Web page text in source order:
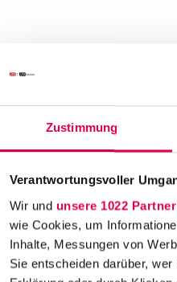
Zustimmung
Verantwortungsvoller
Wir und unsere 1022 Partner
wie Cookies, um
Inhalte, Messungen von
Sie entscheiden darüber,